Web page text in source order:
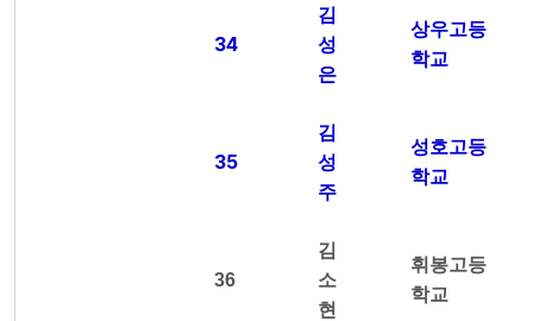
34
김
성
은
상우고등
학교
35
김
성
주
성호고등
학교
36
김
소
현
휘봉고등
학교